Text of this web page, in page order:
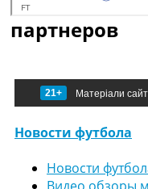
партнеров
21+ Матеріали
Новости футбола
Новости